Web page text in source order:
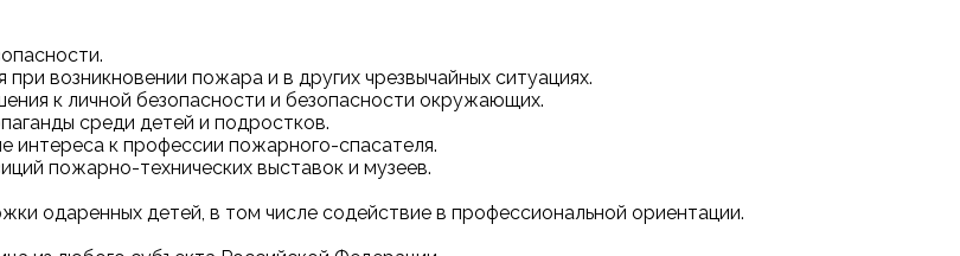
возникновении пожара и в других чрезвычайных ситуациях.
к личной безопасности и безопасности окружающих.
среди детей и подростков.
интереса к профессии пожарного-спасателя.
пожарно-технических выставок и музеев.
одаренных детей, в том числе содействие в профессиональной ориентации.